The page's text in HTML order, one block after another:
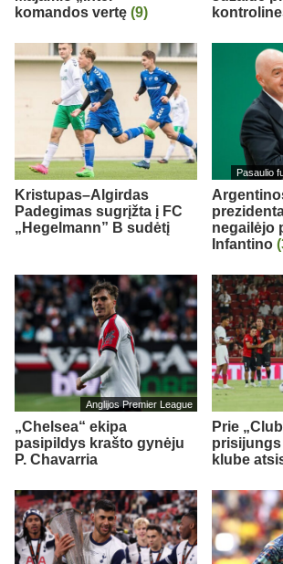
komandos vertę (9)
Kristupas–Algirdas
Padegimas sugrįžta į FC
„Hegelmann” B sudėtį
Pasaulio
negailėjo
Infantino
Anglijos Premier League
„Chelsea“ ekipa
pasipildys krašto gynėju
P. Chavarria
Prie
prisijungs
klube